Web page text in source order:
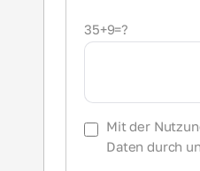
35+9=?
Mit der
Daten durch